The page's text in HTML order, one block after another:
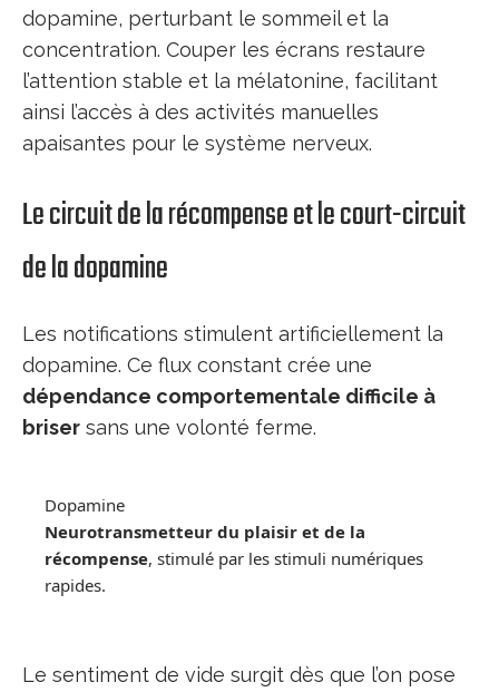
dopamine, perturbant le sommeil et la
concentration. Couper les écrans restaure
l’attention stable et la mélatonine, facilitant
ainsi l’accès à des activités manuelles
apaisantes pour le système nerveux.
Le circuit de la récompense et le court-circuit
de la dopamine
Les notifications stimulent artificiellement la
dopamine. Ce flux constant crée une
dépendance comportementale difficile à
briser sans une volonté ferme.
Dopamine
Neurotransmetteur du plaisir et de la
récompense, stimulé par les stimuli numériques
rapides.
Le sentiment de vide surgit dès que l’on pose